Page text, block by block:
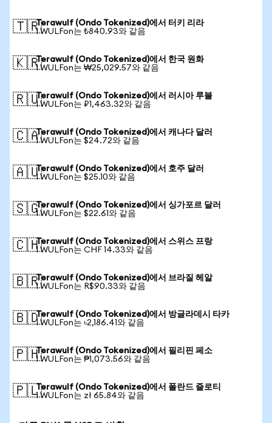
🇹🇷Terawulf (Ondo Tokenized)에서 터키 리라
1 WULFon는 ₺840.93와 같음
🇰🇷Terawulf (Ondo Tokenized)에서 한국 원화
1 WULFon는 ₩25,029.57와 같음
🇷🇺Terawulf (Ondo Tokenized)에서 러시아 루블
1 WULFon는 ₽1,463.32와 같음
🇨🇦Terawulf (Ondo Tokenized)에서 캐나다 달러
1 WULFon는 $24.72와 같음
🇦🇺Terawulf (Ondo Tokenized)에서 호주 달러
1 WULFon는 $25.10와 같음
🇸🇬Terawulf (Ondo Tokenized)에서 싱가포르 달러
1 WULFon는 $22.61와 같음
🇨🇭Terawulf (Ondo Tokenized)에서 스위스 프랑
1 WULFon는 CHF 14.33와 같음
🇧🇷Terawulf (Ondo Tokenized)에서 브라질 헤알
1 WULFon는 R$90.33와 같음
🇧🇩Terawulf (Ondo Tokenized)에서 방글라데시 타카
1 WULFon는 ৳2,186.41와 같음
🇵🇭Terawulf (Ondo Tokenized)에서 필리핀 페소
1 WULFon는 ₱1,073.56와 같음
🇵🇱Terawulf (Ondo Tokenized)에서 폴란드 즐로티
1 WULFon는 zł 65.84와 같음